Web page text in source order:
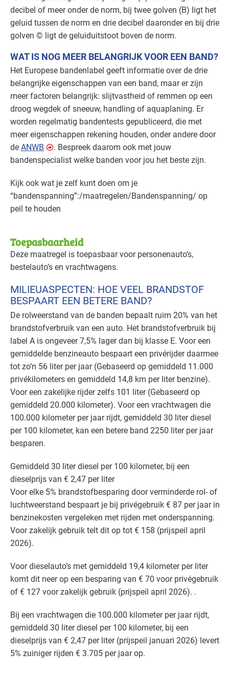
Voedingsindustrie - vlees Gevorderd
Voedingsindustrie - zoetwaren Gevorderd
Zorg - dierenartsen Gevorderd
Zorg - eerstelijns
Zorg - kinderdagverblijven Gevorderd
Zorg - overig Gevorderd
Zorg - ziekenhuizen Gevorderd
decibel of meer onder de norm, bij twee golven (B) ligt het
geluid tussen de norm en drie decibel daaronder en bij drie
golven © ligt de geluiduitstoot boven de norm.
WAT IS NOG MEER BELANGRIJK VOOR EEN BAND?
Het Europese bandenlabel geeft informatie over de drie
belangrijke eigenschappen van een band, maar er zijn
meer factoren belangrijk: slijtvastheid of remmen op een
droog wegdek of sneeuw, handling of aquaplaning. Er
worden regelmatig bandentests gepubliceerd, die met
meer eigenschappen rekening houden, onder andere door
de ANWB
. Bespreek daarom ook met jouw
bandenspecialist welke banden voor jou het beste zijn.
Kijk ook wat je zelf kunt doen om je
“bandenspanning”:/maatregelen/Bandenspanning/ op
peil te houden
Toepasbaarheid
Deze maatregel is toepasbaar voor personenauto’s,
bestelauto’s en vrachtwagens.
MILIEUASPECTEN: HOE VEEL BRANDSTOF
BESPAART EEN BETERE BAND?
De rolweerstand van de banden bepaalt ruim 20% van het
brandstofverbruik van een auto. Het brandstofverbruik bij
label A is ongeveer 7,5% lager dan bij klasse E. Voor een
gemiddelde benzineauto bespaart een privérijder daarmee
tot zo’n 56 liter per jaar (Gebaseerd op gemiddeld 11.000
privékilometers en gemiddeld 14,8 km per liter benzine).
Voor een zakelijke rijder zelfs 101 liter (Gebaseerd op
gemiddeld 20.000 kilometer). Voor een vrachtwagen die
100.000 kilometer per jaar rijdt, gemiddeld 30 liter diesel
per 100 kilometer, kan een betere band 2250 liter per jaar
besparen.
Gemiddeld 30 liter diesel per 100 kilometer, bij een
dieselprijs van € 2,47 per liter
Voor elke 5% brandstofbesparing door verminderde rol- of
luchtweerstand bespaart je bij privégebruik € 87 per jaar in
benzinekosten vergeleken met rijden met onderspanning.
Voor zakelijk gebruik telt dit op tot € 158 (prijspeil april
2026).
Voor dieselauto’s met gemiddeld 19,4 kilometer per liter
komt dit neer op een besparing van € 70 voor privégebruik
of € 127 voor zakelijk gebruik (prijspeil april 2026). .
Bij een vrachtwagen die 100.000 kilometer per jaar rijdt,
gemiddeld 30 liter diesel per 100 kilometer, bij een
dieselprijs van € 2,47 per liter (prijspeil januari 2026) levert
5% zuiniger rijden € 3.705 per jaar op.